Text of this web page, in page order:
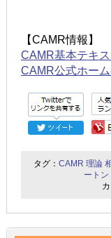
【CAMR情報】
CAMR基本テキス
CAMR公式ホー
タグ：CAMR 理論
ートン